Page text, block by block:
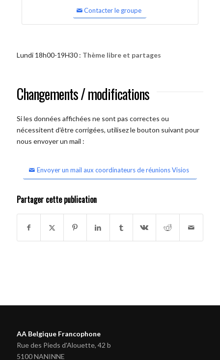
Contacter le groupe
Lundi 18h00-19H30 : Thème libre et partages
Changements / modifications
Si les données affichées ne sont pas correctes ou
nécessitent d'être corrigées, utilisez le bouton suivant pour
nous envoyer un mail :
Envoyer un mail aux coordinateurs de réunions Visios
Partager cette publication
AA Belgique Francophone
Rue des Pieds d'Alouette, 42 b
5100 NANINNE